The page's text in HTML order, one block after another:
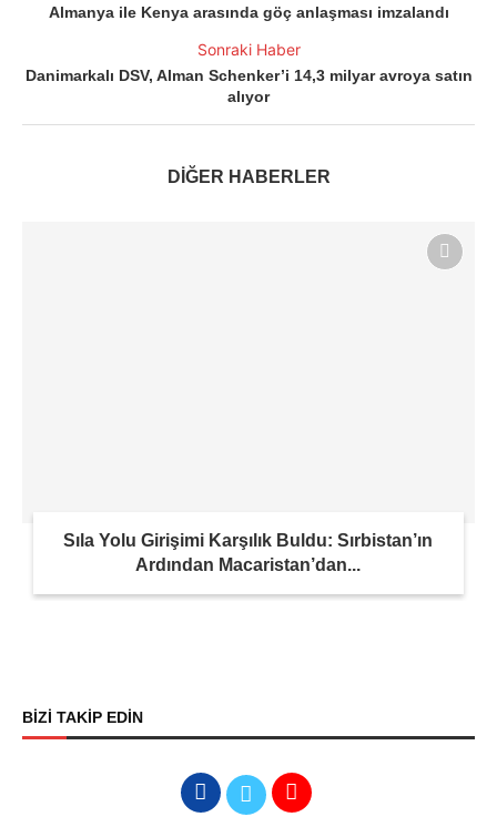
Almanya ile Kenya arasında göç anlaşması imzalandı
Sonraki Haber
Danimarkalı DSV, Alman Schenker’i 14,3 milyar avroya satın
alıyor
DİĞER HABERLER
Sıla Yolu Girişimi Karşılık Buldu: Sırbistan’ın
Ardından Macaristan’dan...
BİZİ TAKİP EDİN